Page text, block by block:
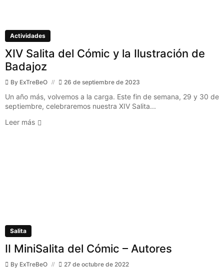
Actividades
XIV Salita del Cómic y la Ilustración de
Badajoz
By ExTreBeO 26 de septiembre de 2023
Un año más, volvemos a la carga. Este fin de semana, 29 y 30 de
septiembre, celebraremos nuestra XIV Salita...
Leer más
Salita
II MiniSalita del Cómic – Autores
By ExTreBeO 27 de octubre de 2022